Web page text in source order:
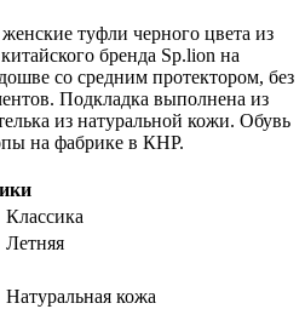
туфли черного цвета из
бренда Sp.lion на
со средним протектором, без
Подкладка выполнена из
из натуральной кожи. Обувь
на фабрике в КНР.
Классика
Летняя
Натуральная кожа